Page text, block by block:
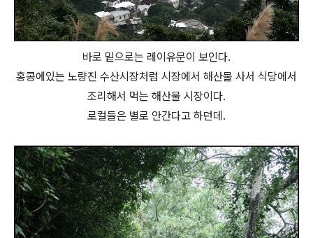
바로 밑으로는 레이유문이 보인다.
홍콩에있는 노량진 수산시장처럼 시장에서 해산물 사서 식당에서
조리해서 먹는 해산물 시장이다.
로컬들은 별로 안간다고 하던데.